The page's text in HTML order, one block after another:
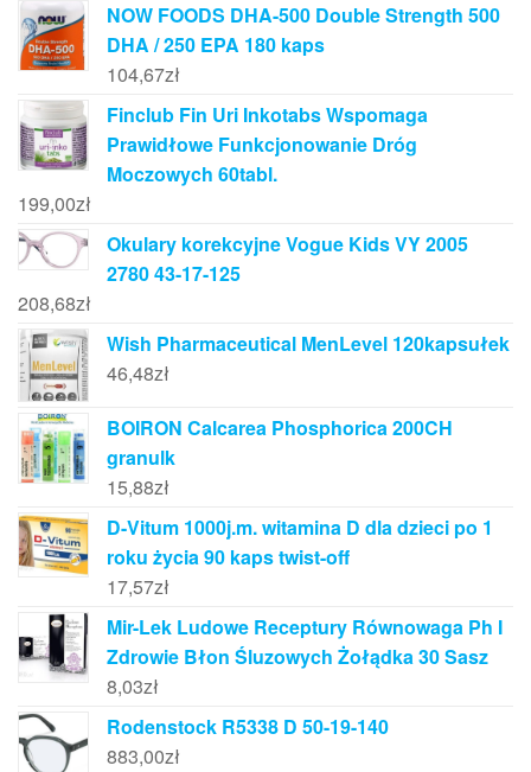
NOW FOODS DHA-500 Double Strength 500
DHA / 250 EPA 180 kaps
104,67zł
Finclub Fin Uri Inkotabs Wspomaga
Prawidłowe Funkcjonowanie Dróg
Moczowych 60tabl.
199,00zł
Okulary korekcyjne Vogue Kids VY 2005
2780 43-17-125
208,68zł
Wish Pharmaceutical MenLevel 120kapsułek
46,48zł
BOIRON Calcarea Phosphorica 200CH
granulk
15,88zł
D-Vitum 1000j.m. witamina D dla dzieci po 1
roku życia 90 kaps twist-off
17,57zł
Mir-Lek Ludowe Receptury Równowaga Ph I
Zdrowie Błon Śluzowych Żołądka 30 Sasz
8,03zł
Rodenstock R5338 D 50-19-140
883,00zł